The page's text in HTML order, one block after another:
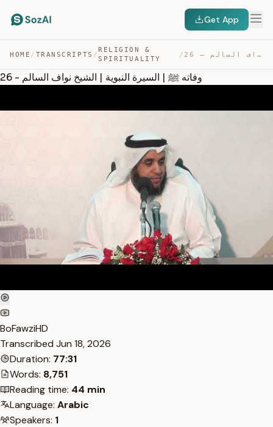
Get App
HOME / TRANSCRIPTS /
RELIGION &
SPIRITUALITY
/ 26 – وفاته ﷺ | السيرة النبوية | الشيخ نواف السالم — TRANSCRIPT
26 - وفاته ﷺ | السيرة النبوية | الشيخ نواف السالم
BoFawziHD
Transcribed Jun 18, 2026
Duration: 77:31
Words: 8,751
Reading time: 44 min
Language: Arabic
Speakers: 1